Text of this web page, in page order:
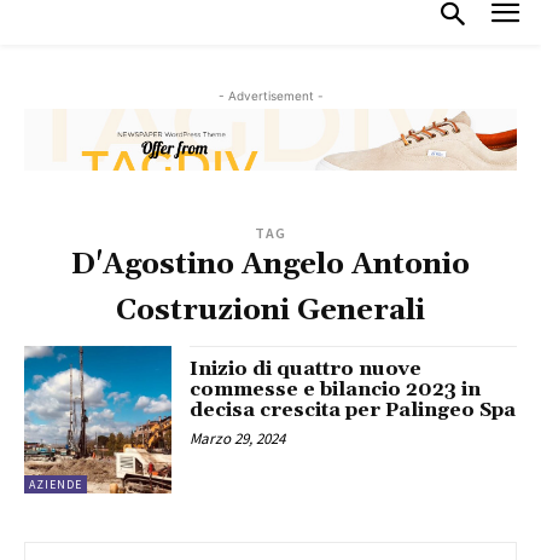
- Advertisement -
TAG
D'Agostino Angelo Antonio
Costruzioni Generali
AZIENDE
Inizio di quattro nuove
commesse e bilancio 2023 in
decisa crescita per Palingeo Spa
Marzo 29, 2024